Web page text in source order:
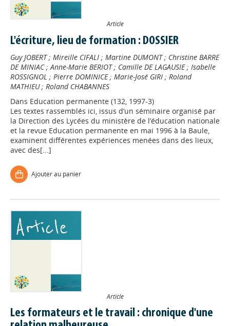
Article
L'écriture, lieu de formation : DOSSIER
Guy JOBERT; Mireille CIFALI ; Martine DUMONT; Christine BARRE
DE MINIAC;Anne-Marie BERIOT; Camille DE LAGAUSIE; Isabelle
ROSSIGNOL ; Pierre DOMINICE; Marie-José GIRI ; Roland
MATHIEU; Roland CHABANNES
Dans Education permanente (132, 1997-3)
Les textes rassemblés ici, issus d’un séminaire organisé par
la Direction des Lycées du ministère de l’éducation nationale
et la revue Education permanente en mai 1996 à la Baule,
examinent différentes expériences menées dans des lieux,
avec des[...]
Ajouter au panier
Article
Les formateurs et le travail : chronique d'une